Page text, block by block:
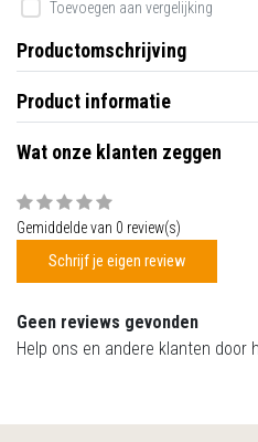
Toevoegen aan vergelijking
Productomschrijving
Product informatie
Wat onze klanten zeggen
Gemiddelde van 0 review(s)
Schrijf je eigen review
Geen reviews gevonden
Help ons en andere klanten door